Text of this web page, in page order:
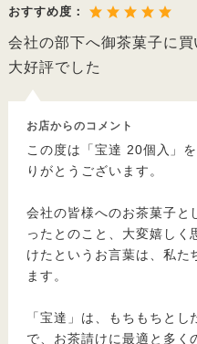
おすすめ度：
会社の部下へ御茶菓子に買
大好評でした
お店からのコメント
この度は「宝達 20個入」
りがとうございます。
会社の皆様へのお茶菓子と
ったとのこと、大変嬉しく
けたというお言葉は、私た
ます。
「宝達」は、もちもちと
で、お茶請けに最適と多く